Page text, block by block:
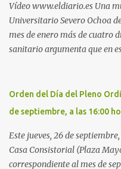
Vídeo www.eldiario.es Una
Universitario Severo Ochoa
mes de enero más de cuatro
sanitario argumenta que en
arritmia y agravamiento de
Por ello, la ingresaron a
cama, en el pasillo, sin
ha denunciado el caso y que
extrema, aseguró que los
Orden del Día del Pleno
de septiembre, a las 16:00
Este jueves, 26 de
Casa Consistorial (Plaza
correspondiente al mes de